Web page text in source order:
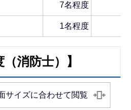
7名程度
1名程度
（消防士）】
サイズに合わせて閲覧